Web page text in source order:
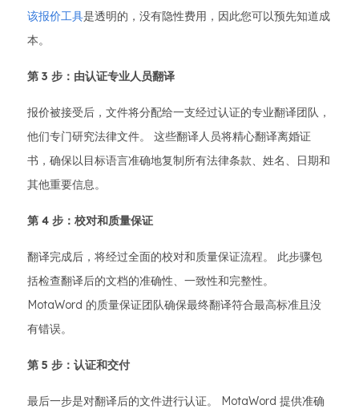
该报价工具是透明的，没有隐性费用，因此您可以预先知道成
本。
第 3 步：由认证专业人员翻译
报价被接受后，文件将分配给一支经过认证的专业翻译团队，
他们专门研究法律文件。 这些翻译人员将精心翻译离婚证
书，确保以目标语言准确地复制所有法律条款、姓名、日期和
其他重要信息。
第 4 步：校对和质量保证
翻译完成后，将经过全面的校对和质量保证流程。 此步骤包
括检查翻译后的文档的准确性、一致性和完整性。
MotaWord 的质量保证团队确保最终翻译符合最高标准且没
有错误。
第 5 步：认证和交付
最后一步是对翻译后的文件进行认证。 MotaWord 提供准确